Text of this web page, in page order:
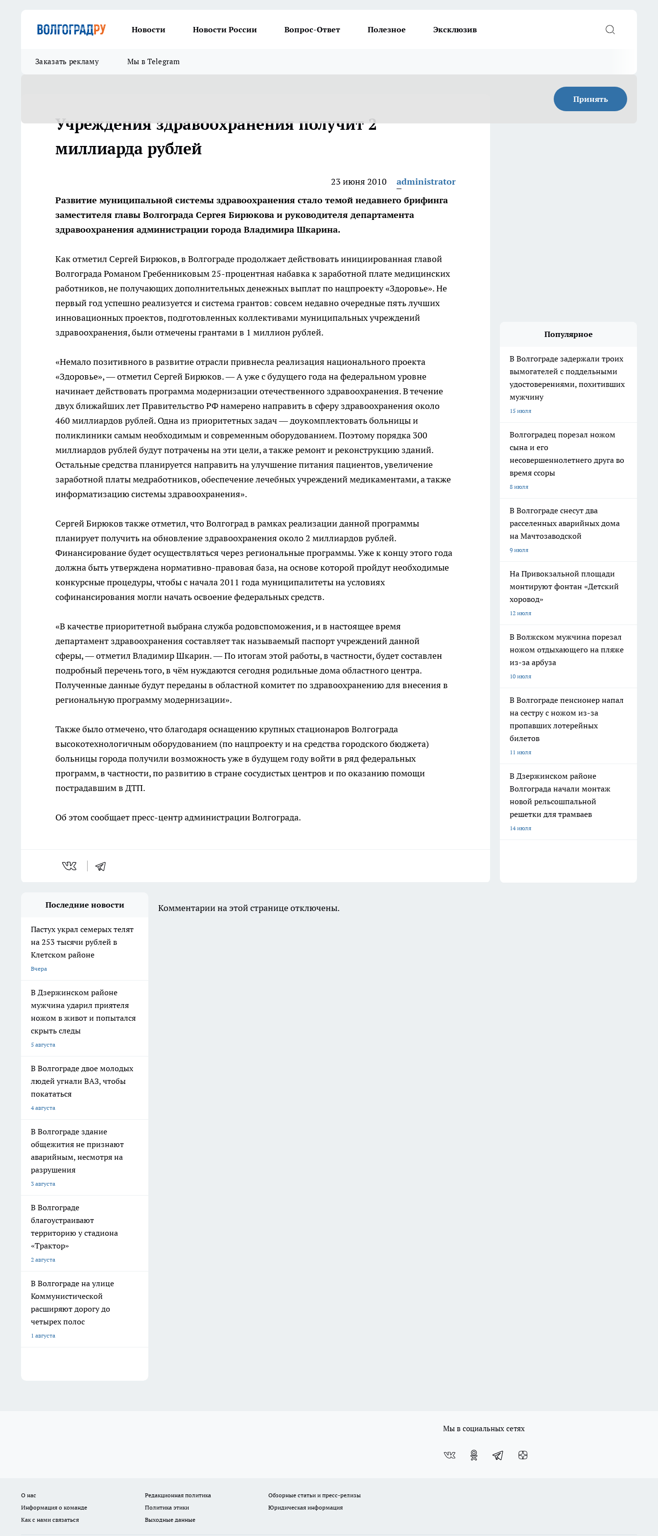
Новости Новости России Вопрос-Ответ Полезное Эксклюзив
Заказать рекламу Мы в Telegram
Принять
Учреждения здравоохранения получит 2
миллиарда рублей
23 июня 2010
administrator
Развитие муниципальной системы здравоохранения стало темой недавнего брифинга
заместителя главы Волгограда Сергея Бирюкова и руководителя департамента
здравоохранения администрации города Владимира Шкарина.
Как отметил Сергей Бирюков, в Волгограде продолжает действовать инициированная главой
Волгограда Романом Гребенниковым 25-процентная набавка к заработной плате медицинских
работников, не получающих дополнительных денежных выплат по нацпроекту «Здоровье». Не
первый год успешно реализуется и система грантов: совсем недавно очередные пять лучших
инновационных проектов, подготовленных коллективами муниципальных учреждений
здравоохранения, были отмечены грантами в 1 миллион рублей.
«Немало позитивного в развитие отрасли привнесла реализация национального проекта
«Здоровье», — отметил Сергей Бирюков. — А уже с будущего года на федеральном уровне
начинает действовать программа модернизации отечественного здравоохранения. В течение
двух ближайших лет Правительство РФ намерено направить в сферу здравоохранения около
460 миллиардов рублей. Одна из приоритетных задач — доукомплектовать больницы и
поликлиники самым необходимым и современным оборудованием. Поэтому порядка 300
миллиардов рублей будут потрачены на эти цели, а также ремонт и реконструкцию зданий.
Остальные средства планируется направить на улучшение питания пациентов, увеличение
заработной платы медработников, обеспечение лечебных учреждений медикаментами, а также
информатизацию системы здравоохранения».
Сергей Бирюков также отметил, что Волгоград в рамках реализации данной программы
планирует получить на обновление здравоохранения около 2 миллиардов рублей.
Финансирование будет осуществляться через региональные программы. Уже к концу этого года
должна быть утверждена нормативно-правовая база, на основе которой пройдут необходимые
конкурсные процедуры, чтобы с начала 2011 года муниципалитеты на условиях
софинансирования могли начать освоение федеральных средств.
«В качестве приоритетной выбрана служба родовспоможения, и в настоящее время
департамент здравоохранения составляет так называемый паспорт учреждений данной
сферы, — отметил Владимир Шкарин. — По итогам этой работы, в частности, будет составлен
подробный перечень того, в чём нуждаются сегодня родильные дома областного центра.
Полученные данные будут переданы в областной комитет по здравоохранению для внесения в
региональную программу модернизации».
Также было отмечено, что благодаря оснащению крупных стационаров Волгограда
высокотехнологичным оборудованием (по нацпроекту и на средства городского бюджета)
больницы города получили возможность уже в будущем году войти в ряд федеральных
программ, в частности, по развитию в стране сосудистых центров и по оказанию помощи
пострадавшим в ДТП.
Об этом сообщает пресс-центр администрации Волгограда.
Популярное
В Волгограде задержали троих
вымогателей с поддельными
удостоверениями, похитивших
мужчину
15 июля
Волгоградец порезал ножом
сына и его
несовершеннолетнего друга во
время ссоры
8 июля
В Волгограде снесут два
расселенных аварийных дома
на Мачтозаводской
9 июля
На Привокзальной площади
монтируют фонтан «Детский
хоровод»
12 июля
В Волжском мужчина порезал
ножом отдыхающего на пляже
из-за арбуза
10 июля
В Волгограде пенсионер напал
на сестру с ножом из-за
пропавших лотерейных
билетов
11 июля
В Дзержинском районе
Волгограда начали монтаж
новой рельсошпальной
решетки для трамваев
14 июля
Последние новости
Пастух украл семерых телят
на 253 тысячи рублей в
Клетском районе
Вчера
В Дзержинском районе
мужчина ударил приятеля
ножом в живот и попытался
скрыть следы
5 августа
В Волгограде двое молодых
людей угнали ВАЗ, чтобы
покататься
4 августа
В Волгограде здание
общежития не признают
аварийным, несмотря на
разрушения
3 августа
В Волгограде
благоустраивают
территорию у стадиона
«Трактор»
2 августа
В Волгограде на улице
Коммунистической
расширяют дорогу до
четырех полос
1 августа
Комментарии на этой странице отключены.
Мы в социальных сетях
О нас Редакционная политика
Обзорные статьи и пресс-релизы
Информация о команде
Политика этики
Юридическая информация
Как с нами связаться
Выходные данные